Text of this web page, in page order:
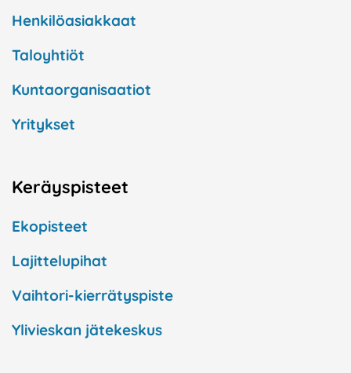
Henkilöasiakkaat
Taloyhtiöt
Kuntaorganisaatiot
Yritykset
Keräyspisteet
Ekopisteet
Lajittelupihat
Vaihtori-kierrätyspiste
Ylivieskan jätekeskus